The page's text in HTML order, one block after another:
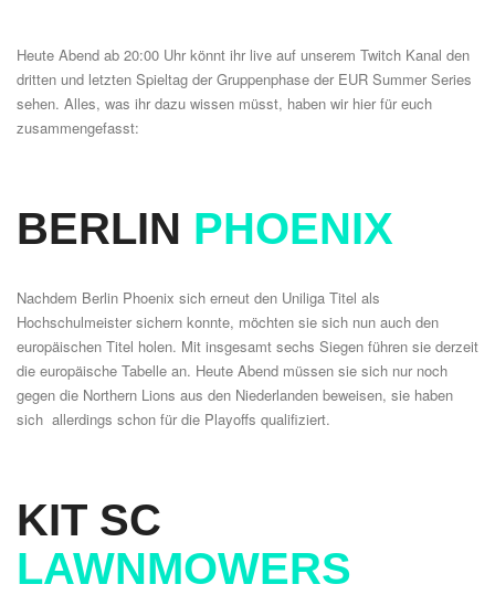
Heute Abend ab 20:00 Uhr könnt ihr live auf unserem Twitch Kanal den
dritten und letzten Spieltag der Gruppenphase der EUR Summer Series
sehen. Alles, was ihr dazu wissen müsst, haben wir hier für euch
zusammengefasst:
BERLIN PHOENIX
Nachdem Berlin Phoenix sich erneut den Uniliga Titel als
Hochschulmeister sichern konnte, möchten sie sich nun auch den
europäischen Titel holen. Mit insgesamt sechs Siegen führen sie derzeit
die europäische Tabelle an. Heute Abend müssen sie sich nur noch
gegen die Northern Lions aus den Niederlanden beweisen, sie haben
sich allerdings schon für die Playoffs qualifiziert.
KIT SC
LAWNMOWERS